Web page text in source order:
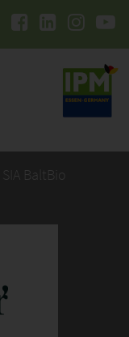
SIA BaltBio